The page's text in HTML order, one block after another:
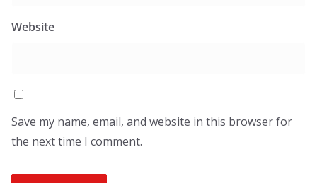
Website
Save my name, email, and website in this browser for
the next time I comment.